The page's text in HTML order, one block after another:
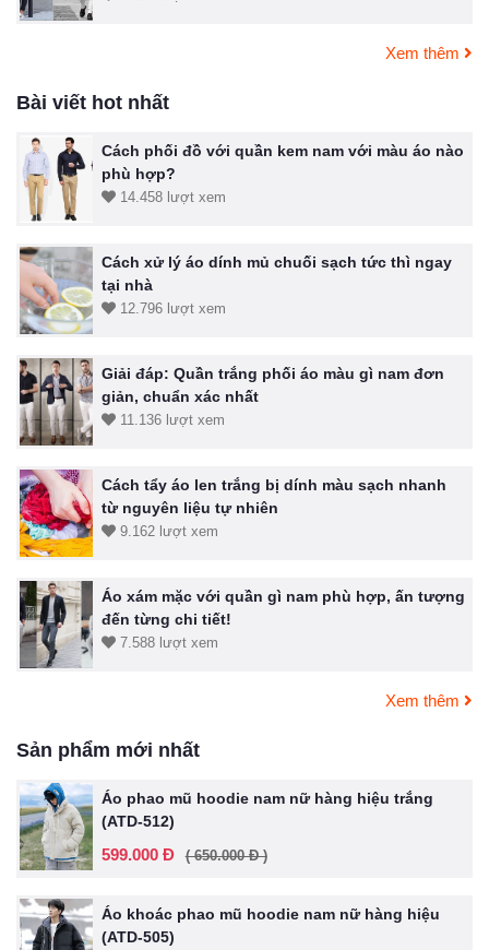
Xem thêm
Bài viết hot nhất
Cách phối đồ với quần kem nam với màu áo nào
phù hợp?
14.458 lượt xem
Cách xử lý áo dính mủ chuối sạch tức thì ngay
tại nhà
12.796 lượt xem
Giải đáp: Quần trắng phối áo màu gì nam đơn
giản, chuẩn xác nhất
11.136 lượt xem
Cách tẩy áo len trắng bị dính màu sạch nhanh
từ nguyên liệu tự nhiên
9.162 lượt xem
Áo xám mặc với quần gì nam phù hợp, ấn tượng
đến từng chi tiết!
7.588 lượt xem
Xem thêm
Sản phẩm mới nhất
Áo phao mũ hoodie nam nữ hàng hiệu trắng
(ATD-512)
599.000 Đ ( 650.000 Đ )
Áo khoác phao mũ hoodie nam nữ hàng hiệu
(ATD-505)